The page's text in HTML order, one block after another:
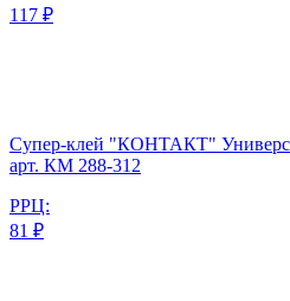
117 ₽
Супер-клей "КОНТАКТ"
арт. КМ 288-312
РРЦ:
81 ₽